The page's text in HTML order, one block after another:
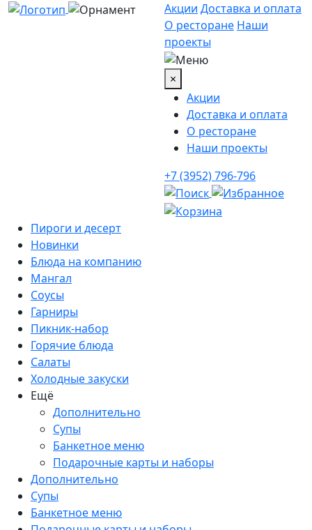
Акции Доставка и оплата
О ресторане Наши
проекты
×
Акции
Доставка и оплата
О ресторане
Наши проекты
+7 (3952) 796-796
Пироги и десерт
Новинки
Блюда на компанию
Мангал
Соусы
Гарниры
Пикник-набор
Горячие блюда
Салаты
Холодные закуски
Ещё
Дополнительно
Супы
Банкетное меню
Подарочные карты и наборы
Дополнительно
Супы
Банкетное меню